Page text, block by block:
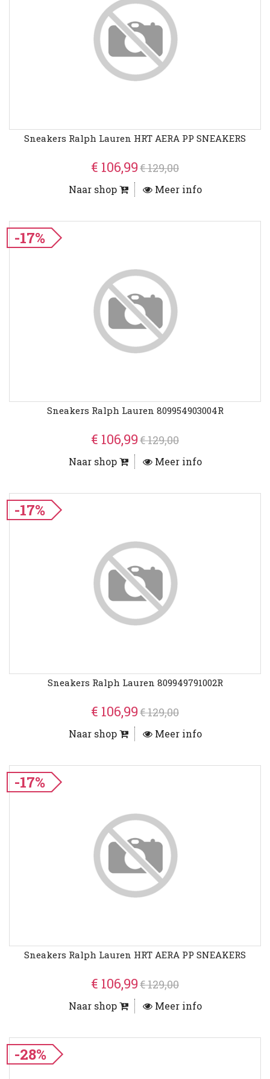
Sneakers Ralph Lauren HRT AERA PP SNEAKERS
€ 106,99€ 129,00
Naar shop Meer info
-17%
Sneakers Ralph Lauren 809954903004R
€ 106,99€ 129,00
Naar shop Meer info
-17%
Sneakers Ralph Lauren 809949791002R
€ 106,99€ 129,00
Naar shop Meer info
-17%
Sneakers Ralph Lauren HRT AERA PP SNEAKERS
€ 106,99€ 129,00
Naar shop Meer info
-28%